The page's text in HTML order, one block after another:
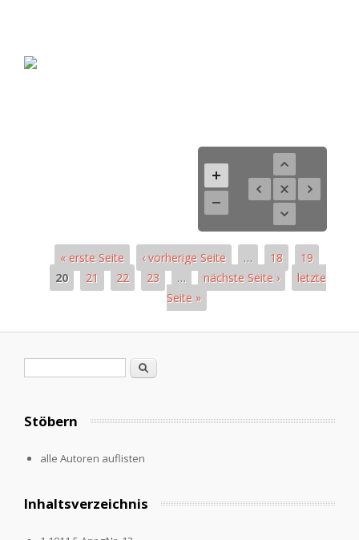
« erste Seite ‹ vorherige Seite … 18
19
20
21 22 23 … nächste Seite ›
letzte
Seite »
Search
Stöbern
alle Autoren auflisten
Inhaltsverzeichnis